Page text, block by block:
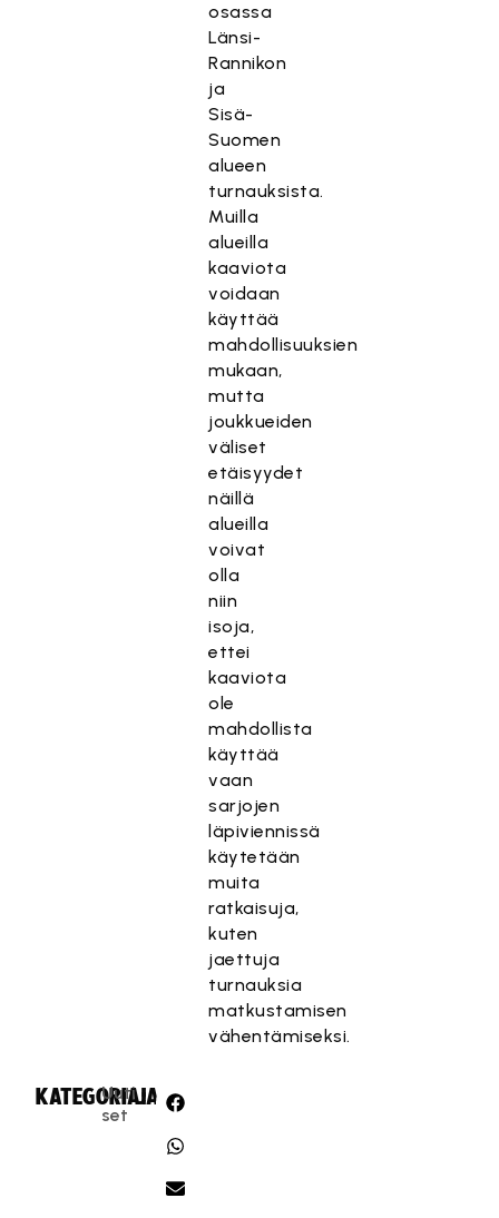
osassa
Länsi-
Rannikon
ja
Sisä-
Suomen
alueen
turnauksista.
Muilla
alueilla
kaaviota
voidaan
käyttää
mahdollisuuksien
mukaan,
mutta
joukkueiden
väliset
etäisyydet
näillä
alueilla
voivat
olla
niin
isoja,
ettei
kaaviota
ole
mahdollista
käyttää
vaan
sarjojen
läpiviennissä
käytetään
muita
ratkaisuja,
kuten
jaettuja
turnauksia
matkustamisen
vähentämiseksi.
KATEGORIA:
Uuti
set
JAA: